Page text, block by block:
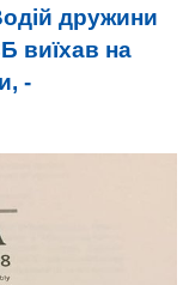
дружини
виїхав на
-